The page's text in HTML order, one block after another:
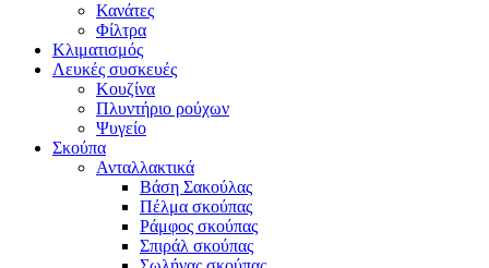
Κανάτες
Φίλτρα
Κλιματισμός
Λευκές συσκευές
Κουζίνα
Πλυντήριο ρούχων
Ψυγείο
Σκούπα
Ανταλλακτικά
Βάση Σακούλας
Πέλμα σκούπας
Ράμφος σκούπας
Σπιράλ σκούπας